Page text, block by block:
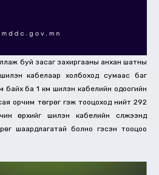
буй засаг захиргааны анхан шатны
кабелаар холбоход сумаас баг
байх ба 1 км шилэн кабелийн одоогийн
орчим төгрөг гэж тооцоход нийт 292
өрхийг шилэн кабелийн сүлжээнд
шаардлагатай болно гэсэн тооцоо